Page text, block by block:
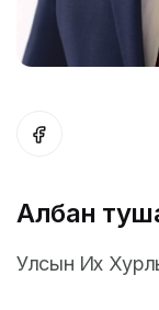
Албан
Улсын Их